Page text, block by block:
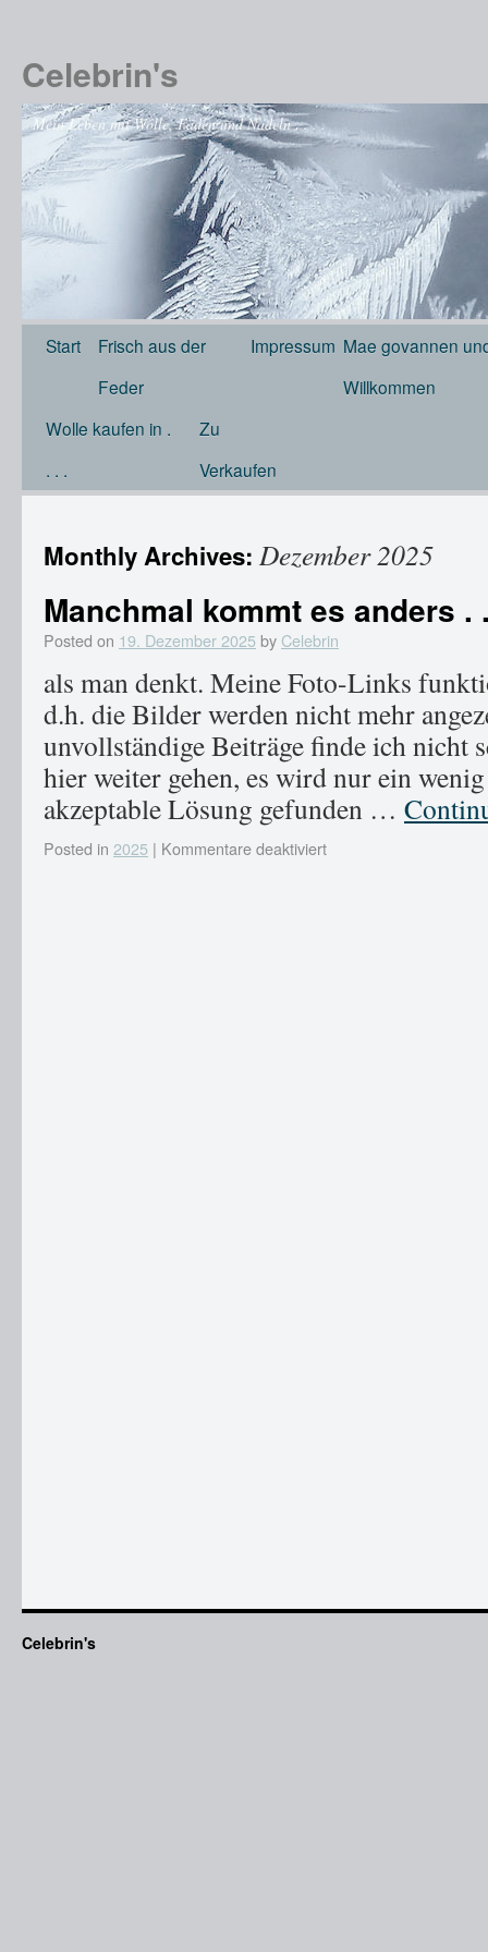
Celebrin's
Mein Leben mit Wolle, Fäden und Nadeln . . . .
Start
Frisch aus der
Feder
Impressum Mae govannen
Willkommen
Wolle kaufen in .
. . .
Zu
Verkaufen
Monthly Archives: Dezember 2025
Manchmal kommt es anders .
Posted on 19. Dezember 2025by Celebrin
als man denkt. Meine Foto-Links
d.h. die Bilder werden nicht mehr
unvollständige Beiträge finde ich nicht
hier weiter gehen, es wird nur ein
akzeptable Lösung gefunden …
Posted in 2025 | Kommentare deaktiviert
Celebrin's